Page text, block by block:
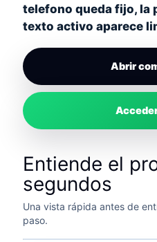
telefono queda fijo, la
texto activo aparece
Abrir
Entiende el
segundos
Una vista rápida antes de
paso.